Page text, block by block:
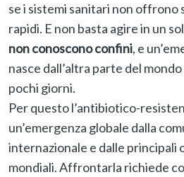
se i sistemi sanitari non
rapidi. E non basta agire in un
non conoscono confini, e
nasce dall’altra parte del
pochi giorni.
Per questo l’antibiotico-
un’emergenza globale dalla
internazionale e dalle principali
mondiali. Affrontarla richiede